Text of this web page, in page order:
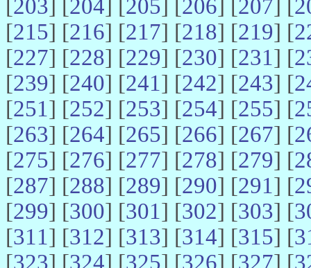
[203] [204] [205] [206] [207] [
[215] [216] [217] [218] [219] [
[227] [228] [229] [230] [231] [
[239] [240] [241] [242] [243] [
[251] [252] [253] [254] [255] [
[263] [264] [265] [266] [267] [
[275] [276] [277] [278] [279] [
[287] [288] [289] [290] [291] [
[299] [300] [301] [302] [303] [
[311] [312] [313] [314] [315] [
[323] [324] [325] [326] [327] [